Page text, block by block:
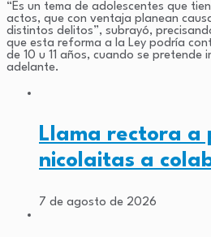
“Es un tema de adolescentes que
actos, que con ventaja planean
distintos delitos”, subrayó,
que esta reforma a la Ley podría
de 10 u 11 años, cuando se pretende
adelante.
Llama rectora a
nicolaitas a
7 de agosto de 2026